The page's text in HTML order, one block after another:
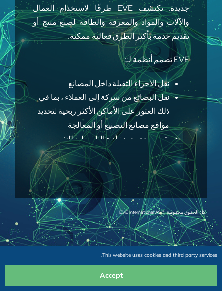
Français
Deutsch
تقني
مشروع
جديدة. تكتشف EVE طرقًا لاستخدام العمال
والآلات والمواد والمعرفة والطاقة لصنع منتج أو
تقديم خدمة بأكثر الطرق فعالية ممكنة.
EVE تصمم أنظمة لـ:
نقل الأجزاء الثقيلة داخل المصانع
نقل البضائع من شركة إلى العملاء ، بما في
ذلك العثور على الأماكن الأكثر ربحية لتحديد
مواقع مصانع التصنيع أو المعالجة
تقييم مدى جودة أداء الناس لوظائفهم
دفع أجور العمال
تركز EVE على ما يلي:
مراجعة جداول الإنتاج والمواصفات
الهندسية وتدفقات العمليات والمعلومات
الأخرى لفهم أساليب وأنشطة التصنيع
والخدمة
تقديم الخدمات بأقصى قدر من الكفاءة
كل الحقوق محفوظة. © EVE International AS
This website uses cookies and third party services.
Accept